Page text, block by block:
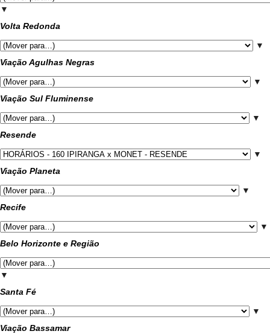
▼
Volta Redonda
▼
Viação Agulhas Negras
▼
Viação Sul Fluminense
▼
Resende
▼
Viação Planeta
▼
Recife
▼
Belo Horizonte e Região
▼
Santa Fé
▼
Viação Bassamar